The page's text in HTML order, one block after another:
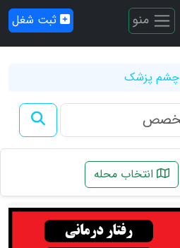
منو ثبت شغل
چشم پزشک
انتخاب محله